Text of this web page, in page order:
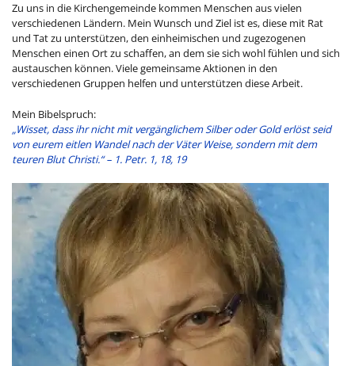
Zu uns in die Kirchengemeinde kommen Menschen aus vielen
verschiedenen Ländern. Mein Wunsch und Ziel ist es, diese mit Rat
und Tat zu unterstützen, den einheimischen und zugezogenen
Menschen einen Ort zu schaffen, an dem sie sich wohl fühlen und sich
austauschen können. Viele gemeinsame Aktionen in den
verschiedenen Gruppen helfen und unterstützen diese Arbeit.
Mein Bibelspruch:
„Wisset, dass ihr nicht mit vergänglichem Silber oder Gold erlöst seid
von eurem eitlen Wandel nachder Väter Weise, sondern mit dem
teuren Blut Christi.“ – 1. Petr. 1, 18, 19